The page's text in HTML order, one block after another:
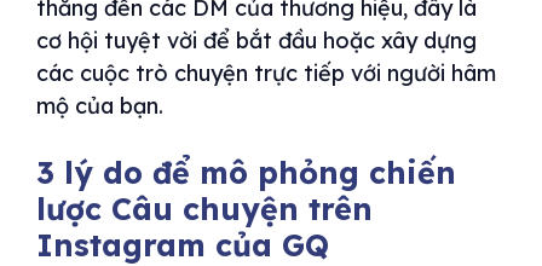
thẳng đến các DM của thương hiệu, đây là
cơ hội tuyệt vời để bắt đầu hoặc xây dựng
các cuộc trò chuyện trực tiếp với người hâm
mộ của bạn.
3 lý do để mô phỏng chiến
lược Câu chuyện trên
Instagram của GQ